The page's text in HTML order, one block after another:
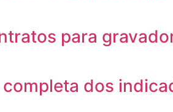
para
dos